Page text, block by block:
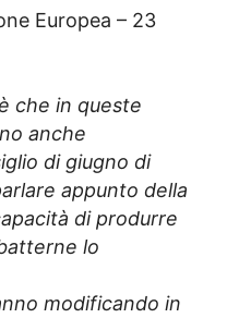
Europea – 23
che in queste
anche
di giugno di
appunto della
di produrre
lo
modificando in